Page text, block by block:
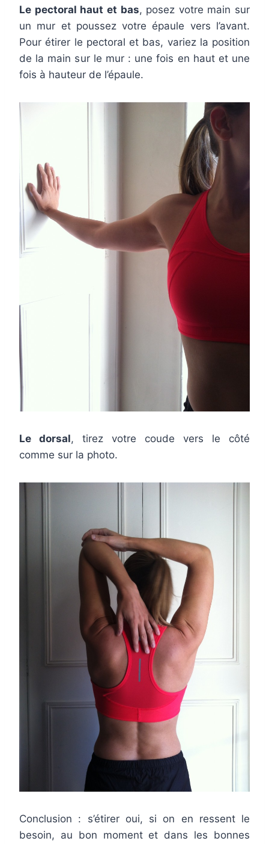
Le pectoral haut et bas, posez votre main sur
un mur et poussez votre épaule vers l’avant.
Pour étirer le pectoral et bas, variez la position
de la main sur le mur : une fois en haut et une
fois à hauteur de l’épaule.
Le dorsal, tirez votre coude vers le côté
comme sur la photo.
Conclusion : s’étirer oui, si on en ressent le
besoin, au bon moment et dans les bonnes